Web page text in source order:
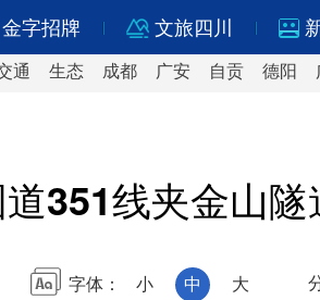
金字招牌 文旅四川
通 生态 成都 广安 自贡 德阳
351线夹金山
字体： 小 中 大